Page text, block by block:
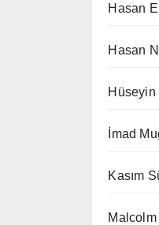
Hasan
Hasan
Hüseyin
İmad
Kasım
Malcolm